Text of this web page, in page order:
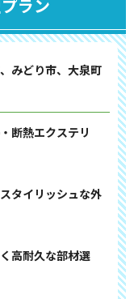
ラン
みどり市、大泉町
断熱エクステリ
タイリッシュな外
高耐久な部材選